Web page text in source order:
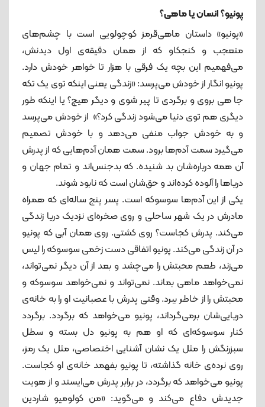
پونیو؟ انسان یا ماهی؟
«پونیو» داستان ماهی‌قرمز کوچولویی است با چشم‌های
متعجب و کنجکاو که از همان دقیقه‌ی اول دیدنش،
می‌فهمیم این بچه یک فرقی با هزار تا خواهر خودش دارد.
پونیو انگار از خودش می‌پرسد: «زندگی یعنی اینکه توی یک تکه
جا هی بروی و برگردی تا پیر شوی و دیگر هیچ؟ یا اینکه طور
دیگری هم توی دنیا می‌شود زندگی کرد؟» از خودش می‌پرسد
و به خودش جواب منفی می‌دهد و با خودش تصمیم
می‌گیرد سمت آدم‌ها برود. سمت همان آدم‌هایی که از پدرش
آن ‌همه درباره‌شان بد شنیده. که بدجنس‌اند و تمام جهان و
دریاها را آلوده کرده‌اند و حق‌شان است که نابود شوند.
یکی از این آدم‌ها سوسوکه است. پسر پنج‌ ساله‌ای که همراه
مادرش در یک شهر ساحلی و روی صخره‌ای نزدیک دریا زندگی
می‌کند. پدرش کجاست؟ روی کشتی. روی همان آبی که پونیو
در آن زندگی می‌کند. پونیو اتفاقی دست زخمی سوسوکه را لیس
می‌زند، طعم محبتش را می‌چشد و بعد از آن دیگر نمی‌تواند،
نمی‌خواهد ماهی بماند. نمی‌تواند و نمی‌خواهد سوسوکه و
محبتش را از خاطر ببرد. وقتی پدرش با عصبانیت او را به خانه‌ی
دریایی‌شان برمی‌گرداند، پونیو می‌خواهد که برگردد. برگردد
کنار سوسوکه‌ای که او هم به پونیو دل بسته و سطل
سبزرنگش را مثل یک نشان آشنایی اختصاصی، مثل یک رمز،
روی نرده‌ی خانه گذاشته، تا پونیو بفهمد خانه‌ی او کجاست.
پونیو می‌خواهد که برگردد، در برابر پدرش می‌ایستد و از هویت
جدیدش دفاع می‌کند و می‌گوید: «من کولومیو شاردین